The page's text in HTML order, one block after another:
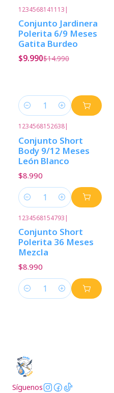
1234568141113 |
Conjunto Jardinera
Polerita 6/9 Meses
Gatita Burdeo
$9.990$14.990
Cantidad
1234568152638|
Conjunto Short
Body 9/12 Meses
León Blanco
$8.990
Cantidad
1234568154793 |
Conjunto Short
Polerita 36 Meses
Mezcla
$8.990
Cantidad
Síguenos